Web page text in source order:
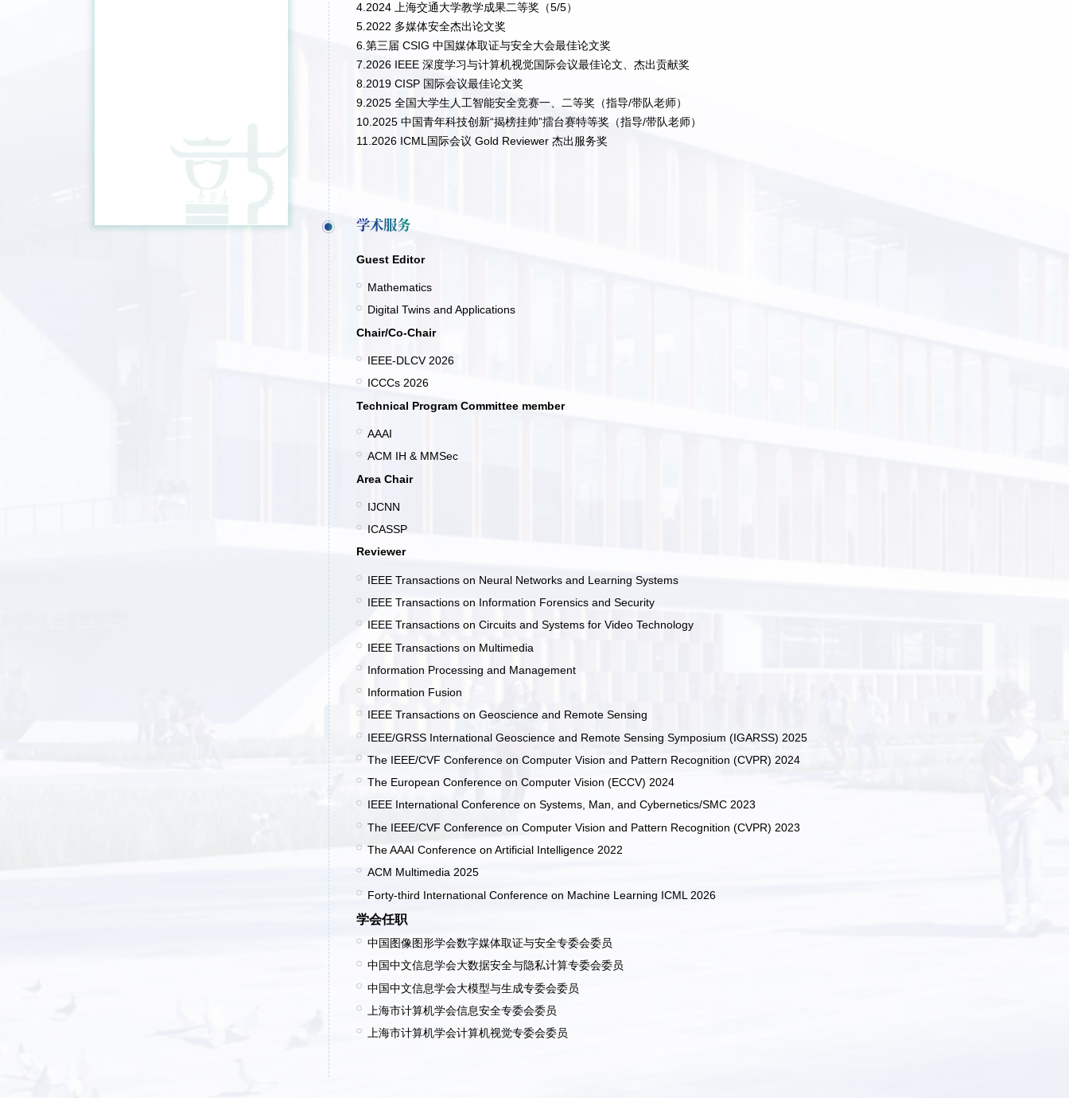
4.2024上海交通大学教学成果二等奖 （5/5）
5.2022 多媒体安全杰出论文奖
6.第三届CSIG中国媒体取证与安全大会最佳论文奖
7.2026 IEEE 深度学习与计算机视觉国际会议最佳论文、杰出贡献奖
8.2019 CISP 国际会议最佳论文奖
9.2025 全国大学生人工智能安全竞赛一、二等奖（指导/带队老师）
10.2025中国青年科技创新“揭榜挂帅”擂台赛特等奖 （指导/带队老师）
11.2026 ICML国际会议 Gold Reviewer 杰出服务奖
学术服务
Guest Editor
Mathematics
Digital Twins and Applications
Chair/Co-Chair
IEEE-DLCV 2026
ICCCs 2026
Technical Program Committee member
AAAI
ACM IH & MMSec
Area Chair
IJCNN
ICASSP
Reviewer
IEEE Transactions on Neural Networks and Learning Systems
IEEE Transactions on Information Forensics and Security
IEEE Transactions on Circuits and Systems for Video Technology
IEEE Transactions on Multimedia
Information Processing and Management
Information Fusion
IEEE Transactions on Geoscience and Remote Sensing
IEEE/GRSS International Geoscience and Remote Sensing Symposium (IGARSS) 2025
The IEEE/CVF Conference on Computer Vision and Pattern Recognition (CVPR) 2024
The European Conference on Computer Vision (ECCV) 2024
IEEE International Conference on Systems, Man, and Cybernetics/SMC 2023
The IEEE/CVF Conference on Computer Vision and Pattern Recognition (CVPR) 2023
The AAAI Conference on Artificial Intelligence 2022
ACM Multimedia 2025
Forty-third International Conference on Machine Learning ICML 2026
学会任职
中国图像图形学会数字媒体取证与安全专委会委员
中国中文信息学会大数据安全与隐私计算专委会委员
中国中文信息学会大模型与生成专委会委员
上海市计算机学会信息安全专委会委员
上海市计算机学会计算机视觉专委会委员